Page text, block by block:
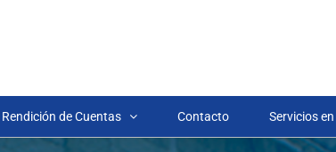
Rendición de Cuentas Contacto Servicios